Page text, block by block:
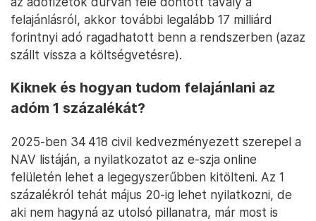
felajánlásról, akkor további legalább 17 milliárd
forintnyi adó ragadhatott benn a rendszerben (azaz
szállt vissza a költségvetésre).
Kiknek és hogyan tudom felajánlani az
adóm 1 százalékát?
2025-ben 34 418 civil kedvezményezett szerepel a
NAV listáján, a nyilatkozatot az e-szja online
felületén lehet a legegyszerűbben kitölteni. Az 1
százalékról tehát május 20-ig lehet nyilatkozni, de
aki nem hagyná az utolsó pillanatra, már most is